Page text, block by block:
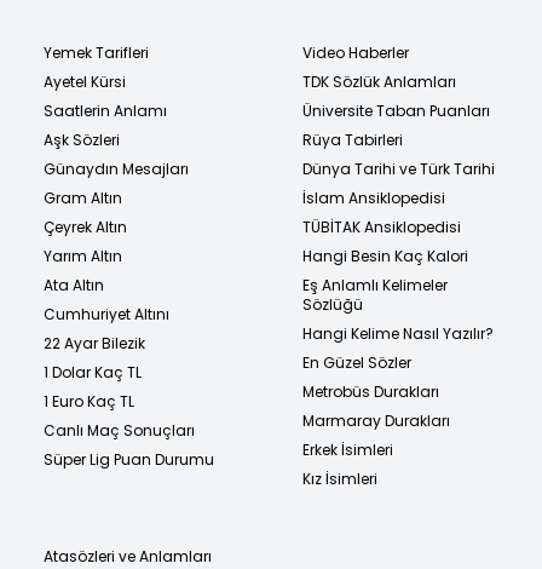
Yemek Tarifleri
Ayetel Kürsi
Saatlerin Anlamı
Aşk Sözleri
Günaydın Mesajları
Gram Altın
Çeyrek Altın
Yarım Altın
Ata Altın
Cumhuriyet Altını
22 Ayar Bilezik
1 Dolar Kaç TL
1 Euro Kaç TL
Canlı Maç Sonuçları
Süper Lig Puan Durumu
Video Haberler
TDK Sözlük Anlamları
Üniversite Taban Puanları
Rüya Tabirleri
Dünya Tarihi ve Türk Tarihi
İslam Ansiklopedisi
TÜBİTAK Ansiklopedisi
Hangi Besin Kaç Kalori
Eş Anlamlı Kelimeler
Sözlüğü
Hangi Kelime Nasıl Yazılır?
En Güzel Sözler
Metrobüs Durakları
Marmaray Durakları
Erkek İsimleri
Kız İsimleri
Atasözleri ve Anlamları